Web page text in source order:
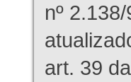
nº
art. 39